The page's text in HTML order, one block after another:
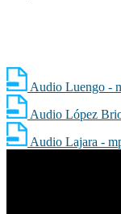
Audio Luengo -
Audio López
Audio Lajara -